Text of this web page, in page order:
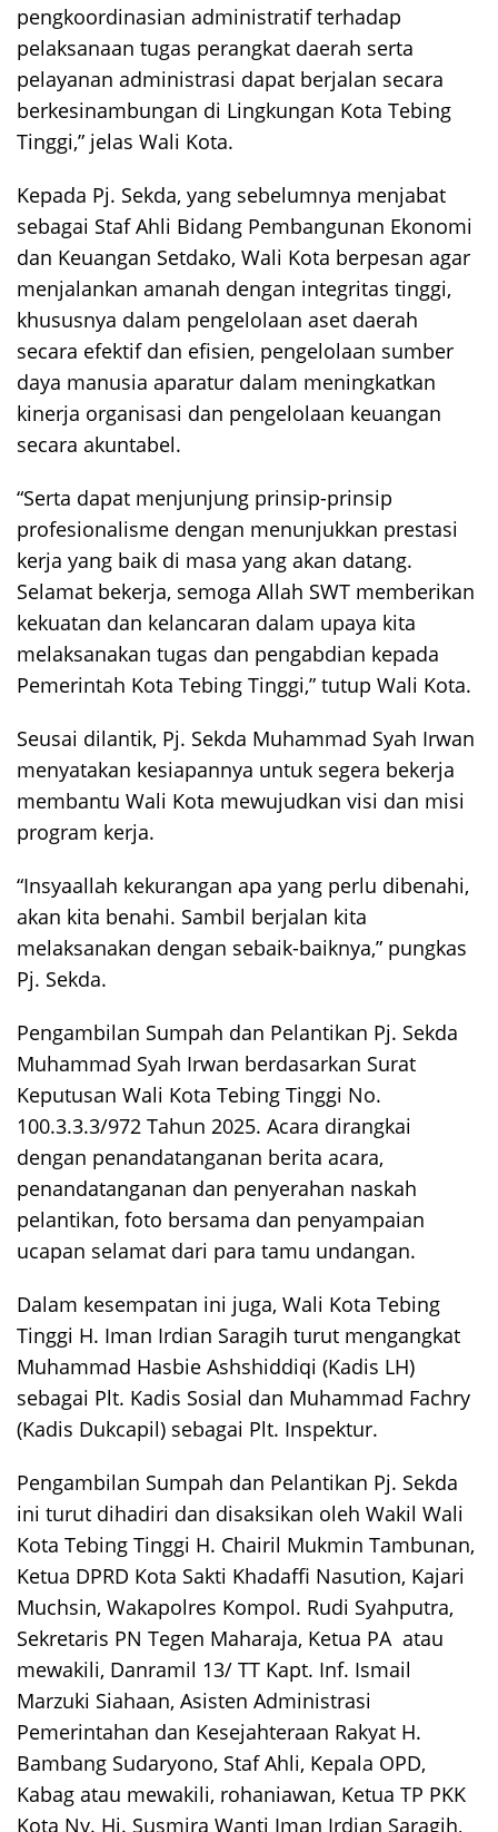
pengkoordinasian administratif terhadap
pelaksanaan tugas perangkat daerah serta
pelayanan administrasi dapat berjalan secara
berkesinambungan di Lingkungan Kota Tebing
Tinggi,” jelas Wali Kota.
Kepada Pj. Sekda, yang sebelumnya menjabat
sebagai Staf Ahli Bidang Pembangunan Ekonomi
dan Keuangan Setdako, Wali Kota berpesan agar
menjalankan amanah dengan integritas tinggi,
khususnya dalam pengelolaan aset daerah
secara efektif dan efisien, pengelolaan sumber
daya manusia aparatur dalam meningkatkan
kinerja organisasi dan pengelolaan keuangan
secara akuntabel.
“Serta dapat menjunjung prinsip-prinsip
profesionalisme dengan menunjukkan prestasi
kerja yang baik di masa yang akan datang.
Selamat bekerja, semoga Allah SWT memberikan
kekuatan dan kelancaran dalam upaya kita
melaksanakan tugas dan pengabdian kepada
Pemerintah Kota Tebing Tinggi,” tutup Wali Kota.
Seusai dilantik, Pj. Sekda Muhammad Syah Irwan
menyatakan kesiapannya untuk segera bekerja
membantu Wali Kota mewujudkan visi dan misi
program kerja.
“Insyaallah kekurangan apa yang perlu dibenahi,
akan kita benahi. Sambil berjalan kita
melaksanakan dengan sebaik-baiknya,” pungkas
Pj. Sekda.
Pengambilan Sumpah dan Pelantikan Pj. Sekda
Muhammad Syah Irwan berdasarkan Surat
Keputusan Wali Kota Tebing Tinggi No.
100.3.3.3/972 Tahun 2025. Acara dirangkai
dengan penandatanganan berita acara,
penandatanganan dan penyerahan naskah
pelantikan, foto bersama dan penyampaian
ucapan selamat dari para tamu undangan.
Dalam kesempatan ini juga, Wali Kota Tebing
Tinggi H. Iman Irdian Saragih turut mengangkat
Muhammad Hasbie Ashshiddiqi (Kadis LH)
sebagai Plt. Kadis Sosial dan Muhammad Fachry
(Kadis Dukcapil) sebagai Plt. Inspektur.
Pengambilan Sumpah dan Pelantikan Pj. Sekda
ini turut dihadiri dan disaksikan oleh Wakil Wali
Kota Tebing Tinggi H. Chairil Mukmin Tambunan,
Ketua DPRD Kota Sakti Khadaffi Nasution, Kajari
Muchsin, Wakapolres Kompol. Rudi Syahputra,
Sekretaris PN Tegen Maharaja, Ketua PA atau
mewakili, Danramil 13/ TT Kapt. Inf. Ismail
Marzuki Siahaan, Asisten Administrasi
Pemerintahan dan Kesejahteraan Rakyat H.
Bambang Sudaryono, Staf Ahli, Kepala OPD,
Kabag atau mewakili, rohaniawan, Ketua TP PKK
Kota Ny. Hj. Susmira Wanti Iman Irdian Saragih,